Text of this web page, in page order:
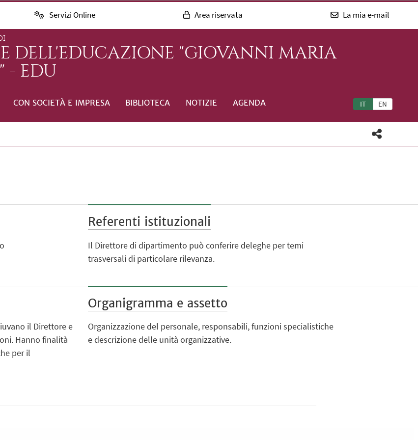
Servizi Online Area riservata La mia e-mail
DELL'EDUCAZIONE "GIOVANNI MARIA
- EDU
IT EN
CON SOCIETÀ E IMPRESA BIBLIOTECA NOTIZIE AGENDA
Referenti istituzionali
Il Direttore di dipartimento può conferire deleghe per temi
trasversali di particolare rilevanza.
il Direttore e
Hanno finalità
per il
Organigramma e assetto
Organizzazione del personale, responsabili, funzioni specialistiche
e descrizione delle unità organizzative.